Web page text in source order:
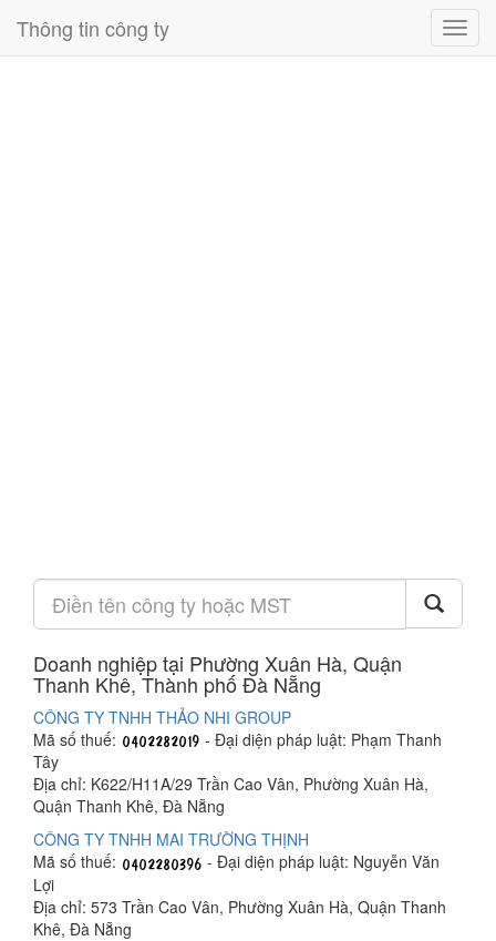
Thông tin công ty
Doanh nghiệp tại Phường Xuân Hà, Quận
Thanh Khê, Thành phố Đà Nẵng
CÔNG TY TNHH THẢO NHI GROUP
Mã số thuế:
- Đại diện pháp luật: Phạm Thanh
Tây
Địa chỉ: K622/H11A/29 Trần Cao Vân, Phường Xuân Hà,
Quận Thanh Khê, Đà Nẵng
CÔNG TY TNHH MAI TRƯỜNG THỊNH
Mã số thuế:
- Đại diện pháp luật: Nguyễn Văn
Lợi
Địa chỉ: 573 Trần Cao Vân, Phường Xuân Hà, Quận Thanh
Khê, Đà Nẵng